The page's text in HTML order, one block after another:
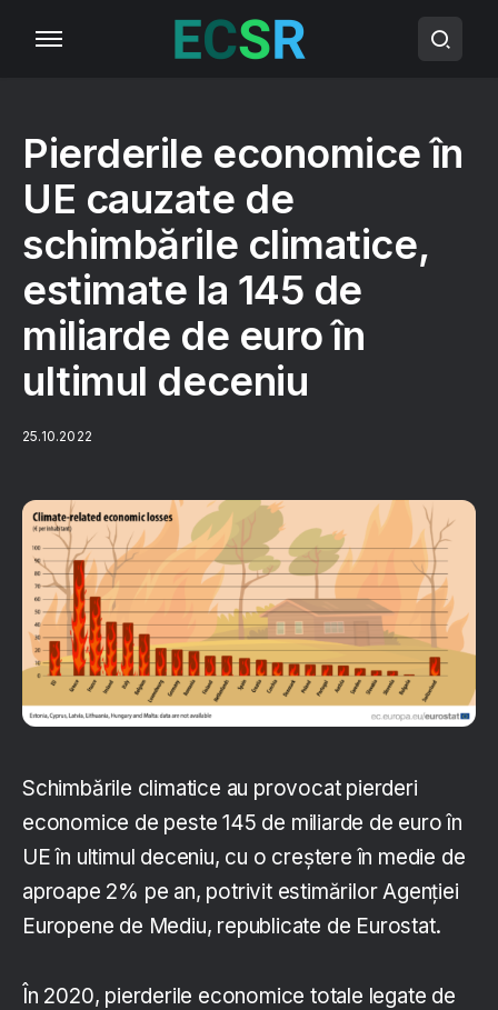
Pierderile economice în
UE cauzate de
schimbările climatice,
estimate la 145 de
miliarde de euro în
ultimul deceniu
25.10.2022
Schimbările climatice au provocat pierderi
economice de peste 145 de miliarde de euro în
UE în ultimul deceniu, cu o creștere în medie de
aproape 2% pe an, potrivit estimărilor Agenției
Europene de Mediu, republicate de Eurostat.
În 2020, pierderile economice totale legate de